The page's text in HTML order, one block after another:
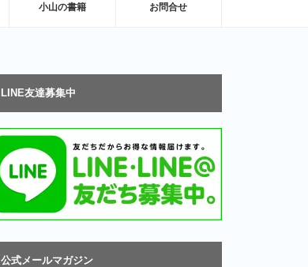
小山の書籍 お問合せ
LINE友達募集中
公式メールマガジン